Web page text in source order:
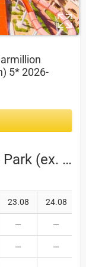
5* 2026-
Charmillion Gardens Aqua Park (ex. Sea Garden) 5*
23.08 24.08